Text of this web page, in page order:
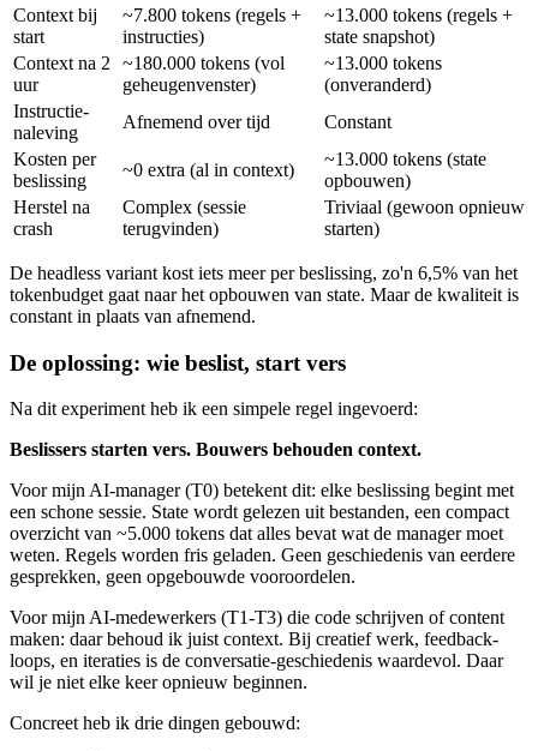
Context bij
start
~7.800 tokens (regels +
instructies)
~13.000 tokens (regels +
state snapshot)
Context na 2
uur
~180.000 tokens (vol
geheugenvenster)
~13.000 tokens
(onveranderd)
Instructie-
naleving
Afnemend over tijd
Constant
Kosten per
beslissing
~0 extra (al in context)
~13.000 tokens (state
opbouwen)
Herstel na
crash
Complex (sessie
terugvinden)
Triviaal (gewoon opnieuw
starten)
De headless variant kost iets meer per beslissing, zo'n 6,5% van het
tokenbudget gaat naar het opbouwen van state. Maar de kwaliteit is
constant in plaats van afnemend.
De oplossing: wie beslist, start vers
Na dit experiment heb ik een simpele regel ingevoerd:
Beslissers starten vers. Bouwers behouden context.
Voor mijn AI-manager (T0) betekent dit: elke beslissing begint met
een schone sessie. State wordt gelezen uit bestanden, een compact
overzicht van ~5.000 tokens dat alles bevat wat de manager moet
weten. Regels worden fris geladen. Geen geschiedenis van eerdere
gesprekken, geen opgebouwde vooroordelen.
Voor mijn AI-medewerkers (T1-T3) die code schrijven of content
maken: daar behoud ik juist context. Bij creatief werk, feedback-
loops, en iteraties is de conversatie-geschiedenis waardevol. Daar
wil je niet elke keer opnieuw beginnen.
Concreet heb ik drie dingen gebouwd: